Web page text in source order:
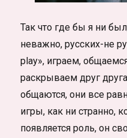
Так что где бы я ни
неважно, русских-не
play», играем,
раскрываем друг
общаются, они все
игры, как ни странно,
появляется роль, он